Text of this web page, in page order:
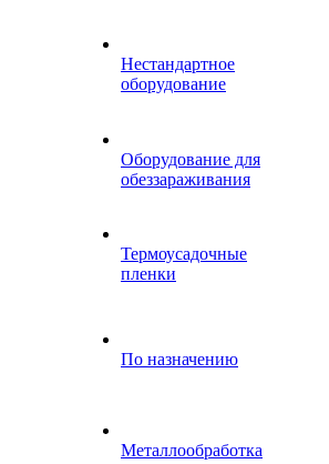
Нестандартное
оборудование
Оборудование для
обеззараживания
Термоусадочные
пленки
По назначению
Металлообработка